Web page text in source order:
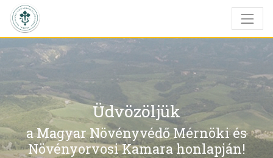
Üdvözöljük
a Magyar Növényvédő Mérnöki és
Növényorvosi Kamara honlapján!